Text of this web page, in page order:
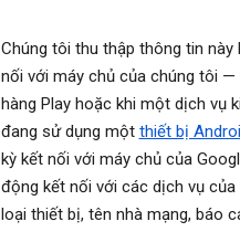
Chúng tôi thu thập thông tin
nối với máy chủ của chúng tôi
hàng Play hoặc khi một dịch vụ
đang sử dụng một thiết bị
kỳ kết nối với máy chủ của
động kết nối với các dịch vụ
loại thiết bị, tên nhà mạng, báo